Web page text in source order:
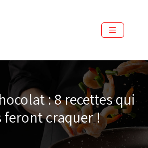
: 8 recettes qui
feront craquer !